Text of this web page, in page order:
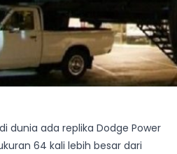
dunia ada replika Dodge Power
64 kali lebih besar dari